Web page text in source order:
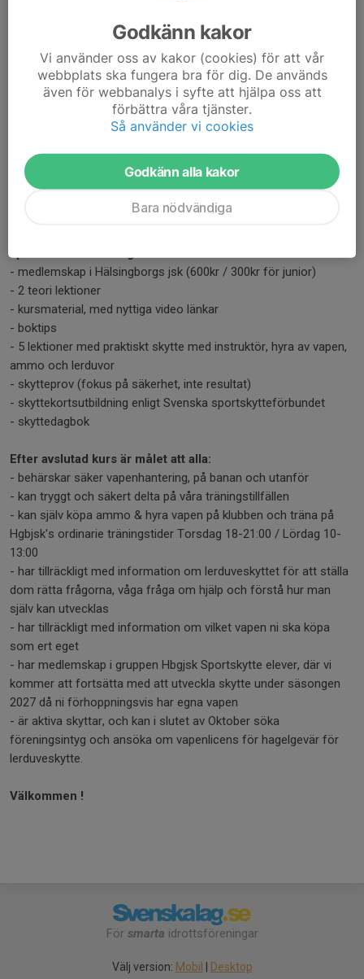
Detta skall via e-post skickas till adressen:
Preliminärt besked vad gäller antagning till årets kurs kommer att
meddelas omkring 28 Februari 2026.
Utdrag ur belastningsregistret är obligatoriskt för att delta i
Onsdagen den 4.Mars kl18-21:00.
Den fastställda kursavgiften för 2026 är 4 950 kr. I kursavgiften
kursåret i Hälsingborgs jaktskytteklubb.
- medlemskap i Hälsingborgs jsk (600kr / 300kr för junior)
- 2 teori lektioner
- kursmaterial, med nyttiga video länkar
- boktips
- 5 lektioner med praktiskt skytte med instruktör, hyra av vapen,
ammo och lerduvor
- skytteprov (fokus på säkerhet, inte resultat)
- skyttekortsutbildning enligt Svenska sportskytteförbundet
- skyttedagbok
Efter avslutad kurs är målet att alla:
- behärskar säker vapenhantering, på banan och utanför
- kan tryggt och säkert delta på våra träningstillfällen
- kan själv köpa ammo & hyra vapen på klubben och träna på
Hgbjsk's ordinarie träningstider Torsdag 18-21:00 / Lördag 10-
13:00
- har tillräckligt med information om lerduveskyttet för att ställa
dom rätta frågorna, våga fråga om hjälp och förstå hur man
själv kan utvecklas
- har tillräckligt med information om vilket vapen ni ska köpa
som ert eget
- har medlemskap i gruppen Hbgjsk Sportskytte elever, där vi
kommer att fortsätta med att utveckla skytte under säsongen
2027 då ni förhoppningsvis har egna vapen
- är aktiva skyttar, och kan i slutet av Oktober söka
föreningsintyg och ansöka om vapenlicens för hagelgevär för
lerduveskytte.
Välkommen !
För smarta idrottsföreningar
Välj version: Mobil Desktop
Godkänn kakor
Vi använder oss av kakor (cookies) för att vår
webbplats ska fungera bra för dig. De används
även för webbanalys i syfte att hjälpa oss att
förbättra våra tjänster.
Så använder vi cookies
Godkänn alla kakor
Bara nödvändiga